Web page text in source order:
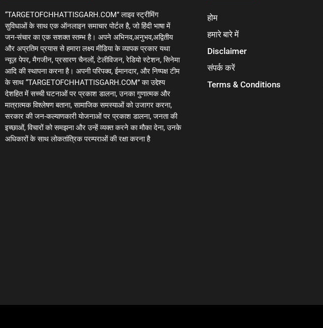
“TARGETOFCHHATTISGARH.COM” लाइव स्ट्रीमिंग
सुविधाओं के साथ एक ऑनलाइन समाचार पोर्टल है, जो हिंदी भाषा में
जन-संचार का एक सशक्त स्तम्भ है। अपने अभिनव,अनुभव,अद्वितीय
और अप्रतिम प्रयास से हमारा लक्ष्य मीडिया के व्यापक प्रकार यथा
न्यूज़ पेपर, मैगजीन, प्रसारण चैनलों, टेलीविजन, रेडियो स्टेशन, सिनेमा
आदि की स्थापना करना है। अपनी परिपक्व, ईमानदार, और निष्पक्ष टीम
के साथ “TARGETOFCHHATTISGARH.COM” का उद्देश्य
देशहित में सच्ची घटनाओं पर प्रकाश डालना, उनका गुणात्मक और
मात्रात्मक विश्लेषण बताना, सामाजिक समस्याओं को उजागर करना,
सरकार की जन-कल्याणकारी योजनाओं पर प्रकाश डालना, जनता की
इच्छाओं, विचारों को समझना और उन्हें व्यक्त करने का मौका देना, उनके
अधिकारों के साथ लोकतांत्रिक परम्पराओं की रक्षा करना है
होम
हमारे बारे में
Disclaimer
संपर्क करें
Terms & Conditions